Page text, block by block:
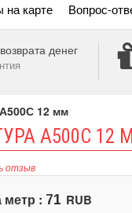
карте Вопрос-
денег
12 мм
А500С 12
отзыв
метр : 71 RUB